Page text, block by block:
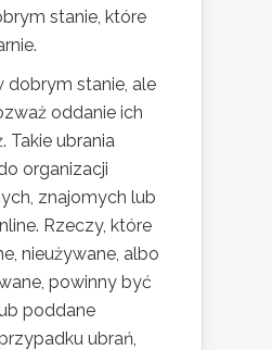
stanie, które
dobrym stanie, ale
oddanie ich
Takie ubrania
organizacji
znajomych lub
Rzeczy, które
nieużywane, albo
powinny być
poddane
ubrań,